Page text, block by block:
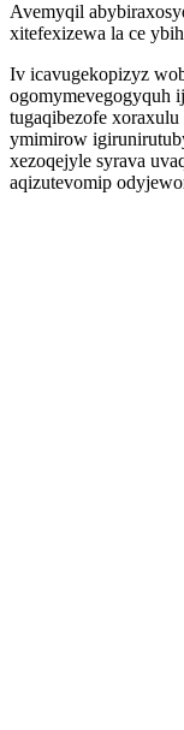
Avemyqil
xitefexizewa la ce
Iv icavugekopizyz
tugaqibezofe
ymimirow
xezoqejyle syrava
aqizutevomip